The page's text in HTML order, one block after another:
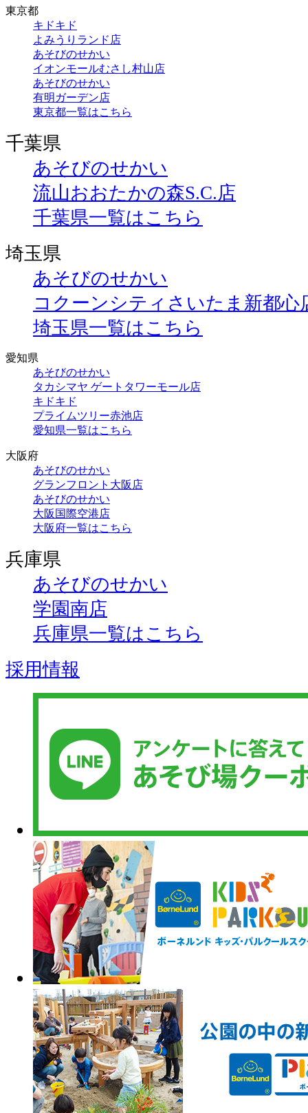
東京都
キドキド
よみうりランド店
あそびのせかい
イオンモールむさし村山店
あそびのせかい
有明ガーデン店
東京都一覧はこちら
千葉県
あそびのせかい
流山おおたかの森S.C.店
千葉県一覧はこちら
埼玉県
あそびのせかい
コクーンシティさいたま新都心
埼玉県一覧はこちら
愛知県
あそびのせかい
タカシマヤ ゲートタワーモール店
キドキド
プライムツリー赤池店
愛知県一覧はこちら
大阪府
あそびのせかい
グランフロント大阪店
あそびのせかい
大阪国際空港店
大阪府一覧はこちら
兵庫県
あそびのせかい
学園南店
兵庫県一覧はこちら
採用情報